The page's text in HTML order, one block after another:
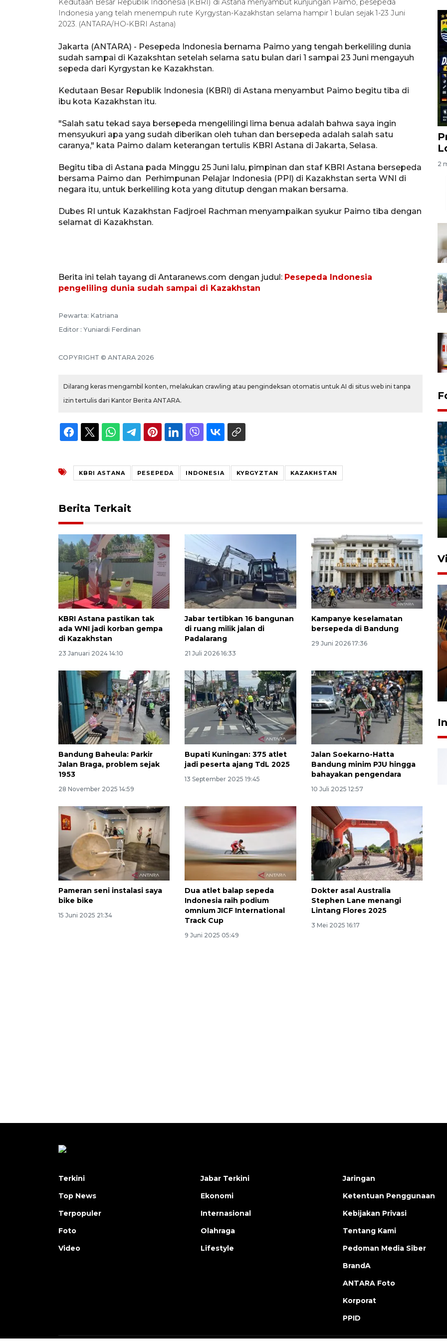
Kedutaan Besar Republik Indonesia (KBRI) di Astana menyambut kunjungan Paimo, pesepeda
Indonesia yang telah menempuh rute Kyrgystan-Kazakhstan selama hampir 1 bulan sejak 1-23 Juni
2023. (ANTARA/HO-KBRI Astana)
Jakarta (ANTARA) - Pesepeda Indonesia bernama Paimo yang tengah berkeliling dunia
sudah sampai di Kazakshtan setelah selama satu bulan dari 1 sampai 23 Juni mengayuh
sepeda dari Kyrgystan ke Kazakhstan.
Kedutaan Besar Republik Indonesia (KBRI) di Astana menyambut Paimo begitu tiba di
ibu kota Kazakhstan itu.
"Salah satu tekad saya bersepeda mengelilingi lima benua adalah bahwa saya ingin
mensyukuri apa yang sudah diberikan oleh tuhan dan bersepeda adalah salah satu
caranya," kata Paimo dalam keterangan tertulis KBRI Astana di Jakarta, Selasa.
Begitu tiba di Astana pada Minggu 25 Juni lalu, pimpinan dan staf KBRI Astana bersepeda
bersama Paimo dan Perhimpunan Pelajar Indonesia (PPI) di Kazakhstan serta WNI di
negara itu, untuk berkeliling kota yang ditutup dengan makan bersama.
Dubes RI untuk Kazakhstan Fadjroel Rachman menyampaikan syukur Paimo tiba dengan
selamat di Kazakhstan.
Berita ini telah tayang di Antaranews.com dengan judul: Pesepeda Indonesia
pengeliling dunia sudah sampai di Kazakhstan
Pewarta: Katriana
Editor : Yuniardi Ferdinan
COPYRIGHT © ANTARA 2026
Dilarang keras mengambil konten, melakukan crawling atau pengindeksan otomatis untuk AI di situs web ini tanpa
izin tertulis dari Kantor Berita ANTARA.
KBRI ASTANA PESEPEDA INDONESIA KYRGYZTAN KAZAKHSTAN
Berita Terkait
KBRI Astana pastikan tak
ada WNI jadi korban gempa
di Kazakhstan
23 Januari 2024 14:10
Jabar tertibkan 16 bangunan
di ruang milik jalan di
Padalarang
21 Juli 2026 16:33
Kampanye keselamatan
bersepeda di Bandung
29 Juni 2026 17:36
Bandung Baheula: Parkir
Jalan Braga, problem sejak
1953
28 November 2025 14:59
Bupati Kuningan: 375 atlet
jadi peserta ajang TdL 2025
13 September 2025 19:45
Jalan Soekarno-Hatta
Bandung minim PJU hingga
bahayakan pengendara
10 Juli 2025 12:57
Pameran seni instalasi saya
bike bike
15 Juni 2025 21:34
Dua atlet balap sepeda
Indonesia raih podium
omnium JICF International
Track Cup
9 Juni 2025 05:49
Dokter asal Australia
Stephen Lane menangi
Lintang Flores 2025
3 Mei 2025 16:17
2
Presiden
29 Juli 2026 01:36
Terkini
Top News
Terpopuler
Foto
Video
Jabar Terkini
Ekonomi
Internasional
Olahraga
Lifestyle
Jaringan
Ketentuan Penggunaan
Kebijakan Privasi
Tentang Kami
Pedoman Media Siber
BrandA
ANTARA Foto
Korporat
PPID